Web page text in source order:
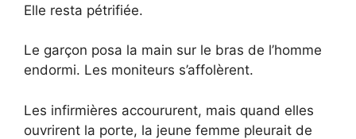
Elle resta pétrifiée.
Le garçon posa la main sur le bras de l’homme
endormi. Les moniteurs s’affolèrent.
Les infirmières accoururent, mais quand elles
ouvrirent la porte, la jeune femme pleurait de